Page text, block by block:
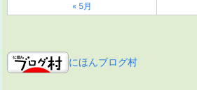
« 5月
にほんブログ村